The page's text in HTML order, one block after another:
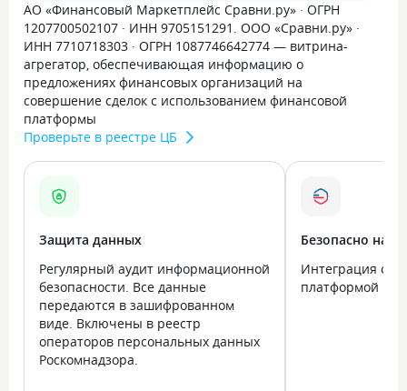
АО «Финансовый Маркетплейс Сравни.ру» · ОГРН
1207700502107 · ИНН 9705151291. ООО «Сравни.ру» ·
ИНН 7710718303 · ОГРН 1087746642774 — витрина-
агрегатор, обеспечивающая информацию о
предложениях финансовых организаций на
совершение сделок с использованием финансовой
платформы
Проверьте в реестре ЦБ
Защита данных
Регулярный аудит информационной
безопасности. Все данные
передаются в зашифрованном
виде. Включены в реестр
операторов персональных данных
Роскомнадзора.
Безопасно на
Интеграция с
платформой